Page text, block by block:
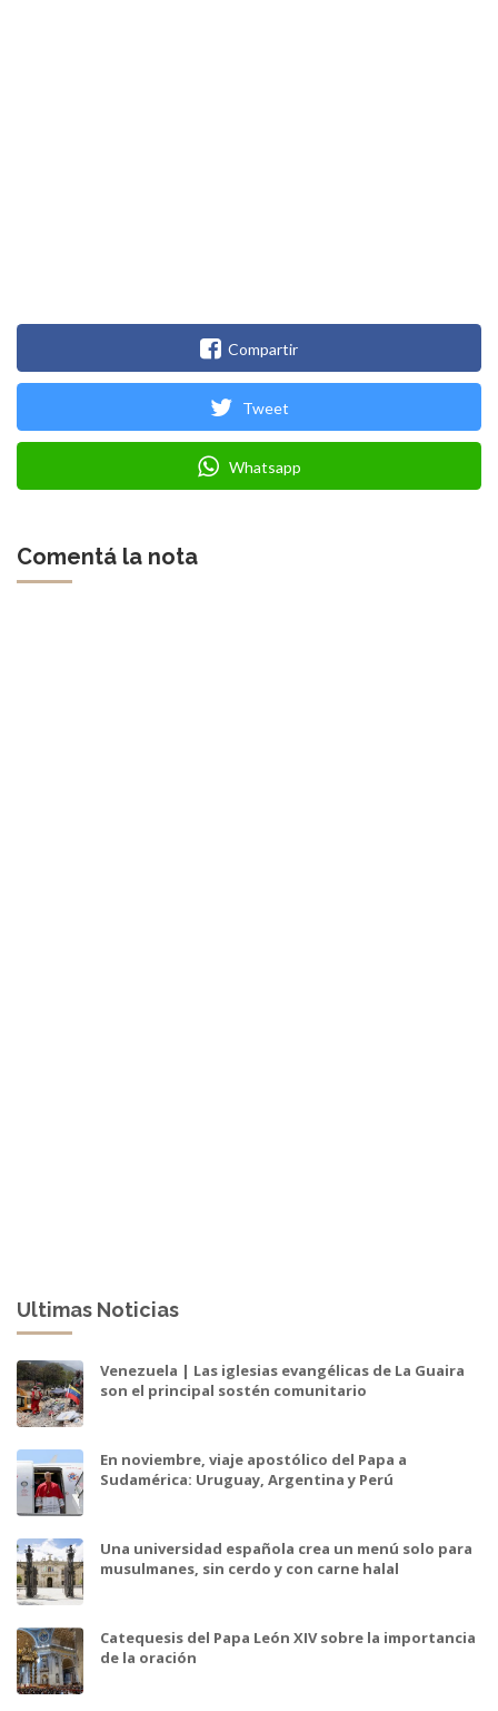
Compartir
Tweet
Whatsapp
Comentá la nota
Ultimas Noticias
Venezuela | Las iglesias evangélicas de La Guaira
son el principal sostén comunitario
En noviembre, viaje apostólico del Papa a
Sudamérica: Uruguay, Argentina y Perú
Una universidad española crea un menú solo para
musulmanes, sin cerdo y con carne halal
Catequesis del Papa León XIV sobre la importancia
de la oración